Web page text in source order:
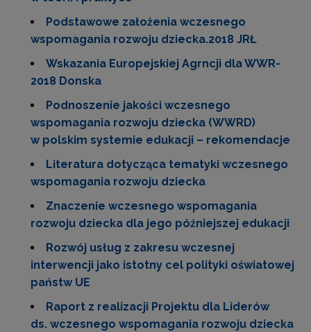
Podstawowe założenia wczesnego
wspomagania rozwoju dziecka.2018 JRŁ
Wskazania Europejskiej Agrncji dla WWR-
2018 Donska
Podnoszenie jakości wczesnego
wspomagania rozwoju dziecka (WWRD)
w polskim systemie edukacji – rekomendacje
Literatura dotycząca tematyki wczesnego
wspomagania rozwoju dziecka
Znaczenie wczesnego wspomagania
rozwoju dziecka dla jego późniejszej edukacji
Rozwój usług z zakresu wczesnej
interwencji jako istotny cel polityki oświatowej
państw UE
Raport z realizacji Projektu dla Liderów
ds. wczesnego wspomagania rozwoju dziecka